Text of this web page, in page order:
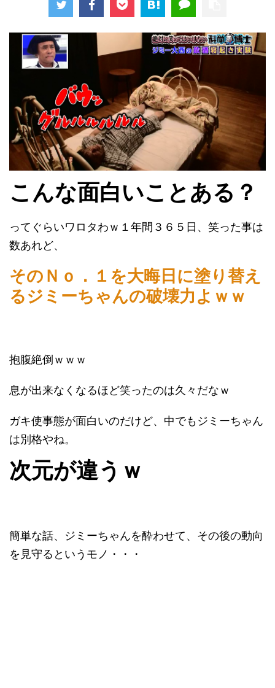
こんな面白いことある？
ってぐらいワロタわｗ１年間３６５日、笑った事は
数あれど、
そのＮｏ．１を大晦日に塗り替え
るジミーちゃんの破壊力よｗｗ
抱腹絶倒ｗｗｗ
息が出来なくなるほど笑ったのは久々だなｗ
ガキ使事態が面白いのだけど、中でもジミーちゃん
は別格やね。
次元が違うｗ
簡単な話、ジミーちゃんを酔わせて、その後の動向
を見守るというモノ・・・